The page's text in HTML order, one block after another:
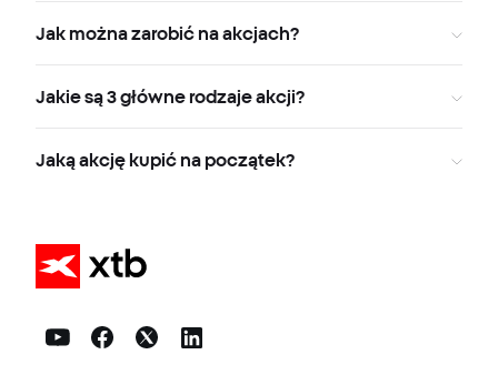
Jak można zarobić na akcjach?
Jakie są 3 główne rodzaje akcji?
Jaką akcję kupić na początek?